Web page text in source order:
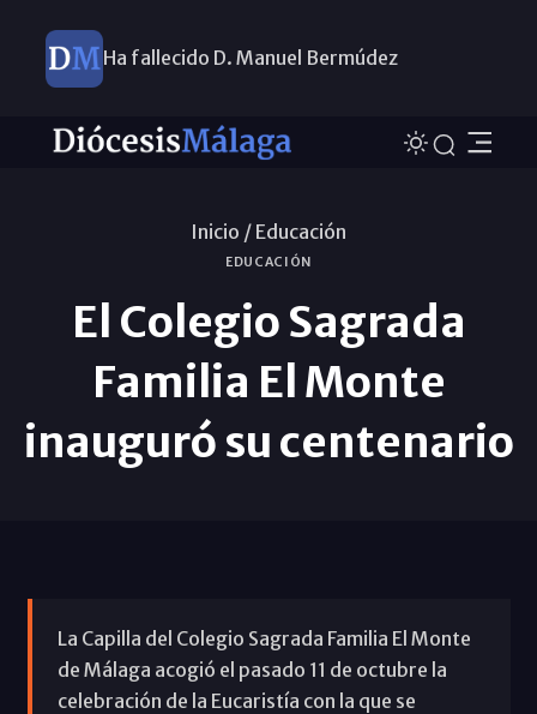
Ha fallecido D. Manuel Bermúdez
Inicio / Educación
EDUCACIÓN
El Colegio Sagrada
Familia El Monte
inauguró su centenario
La Capilla del Colegio Sagrada Familia El Monte
de Málaga acogió el pasado 11 de octubre la
celebración de la Eucaristía con la que se